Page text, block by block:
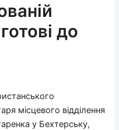
до
місцевого відділення
у Бехтерську,